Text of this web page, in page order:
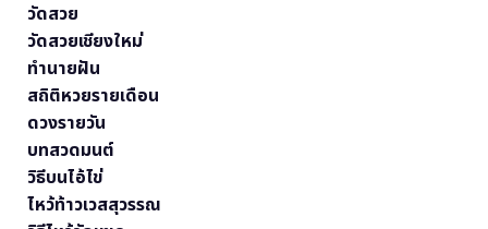
วัดสวย
วัดสวยเชียงใหม่
ทำนายฝัน
สถิติหวยรายเดือน
ดวงรายวัน
บทสวดมนต์
วิธีบนไอ้ไข่
ไหว้ท้าวเวสสุวรรณ